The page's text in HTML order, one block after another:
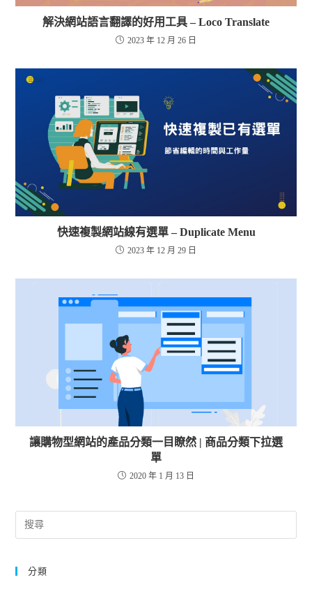
解決網站語言翻譯的好用工具 – Loco Translate
2023 年 12 月 26 日
快速複製網站線有選單 – Duplicate Menu
2023 年 12 月 29 日
讓購物型網站的產品分類一目瞭然 | 商品分類下拉選
單
2020 年 1 月 13 日
分類